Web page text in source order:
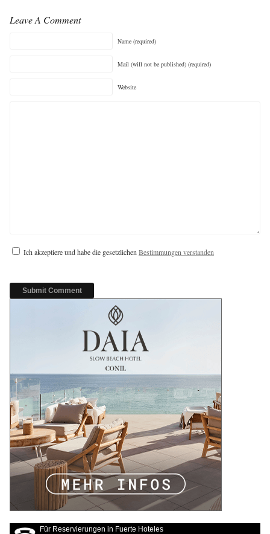
Leave A Comment
Name (required)
Mail (will not be published) (required)
Website
Ich akzeptiere und habe die gesetzlichen Bestimmungen verstanden
Für Reservierungen in Fuerte Hoteles